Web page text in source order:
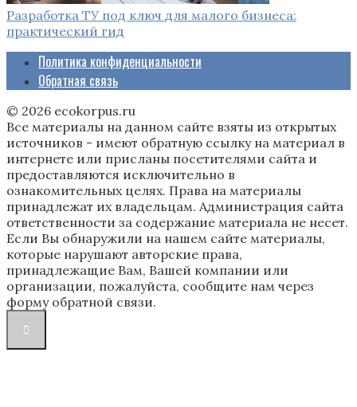
Разработка ТУ под ключ для малого бизнеса:
практический гид
Политика конфиденциальности
Обратная связь
© 2026 ecokorpus.ru
Все материалы на данном сайте взяты из открытых
источников - имеют обратную ссылку на материал в
интернете или присланы посетителями сайта и
предоставляются исключительно в
ознакомительных целях. Права на материалы
принадлежат их владельцам. Администрация сайта
ответственности за содержание материала не несет.
Если Вы обнаружили на нашем сайте материалы,
которые нарушают авторские права,
принадлежащие Вам, Вашей компании или
организации, пожалуйста, сообщите нам через
форму обратной связи.